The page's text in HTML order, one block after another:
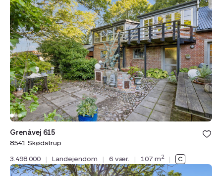
Grenåvej
615,
8541
Skødstrup
Bolig er
under
Grenåvej 615
8541 Skødstrup
3.498.000
| Landejendom | 6 vær. | 107 m2 |
Landejendom: